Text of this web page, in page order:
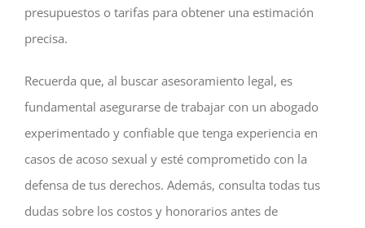
presupuestos o tarifas para obtener una estimación
precisa.
Recuerda que, al buscar asesoramiento legal, es
fundamental asegurarse de trabajar con un abogado
experimentado y confiable que tenga experiencia en
casos de acoso sexual y esté comprometido con la
defensa de tus derechos. Además, consulta todas tus
dudas sobre los costos y honorarios antes de